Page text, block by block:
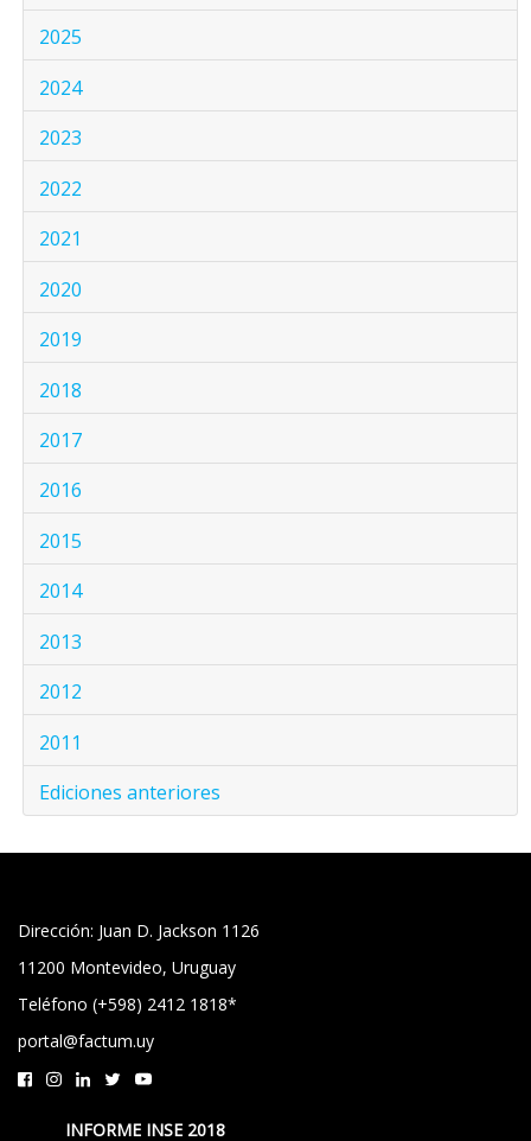
2025
2024
2023
2022
2021
2020
2019
2018
2017
2016
2015
2014
2013
2012
2011
Ediciones anteriores
Dirección: Juan D. Jackson 1126
11200 Montevideo, Uruguay
Teléfono (+598) 2412 1818*
portal@factum.uy
INFORME INSE 2018